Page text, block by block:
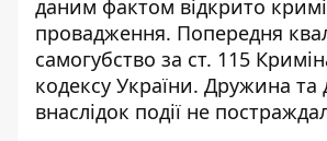
даним фактом відкрито
провадження. Попередня
самогубство за ст. 115
кодексу України. Дружина та
внаслідок події не